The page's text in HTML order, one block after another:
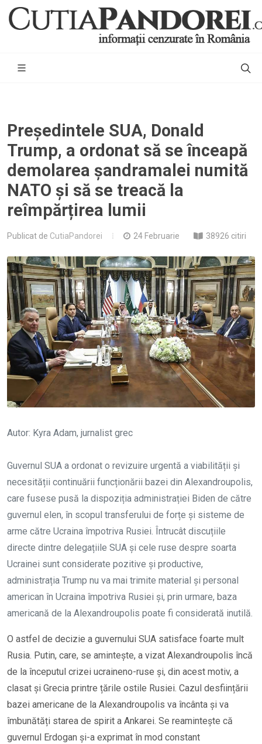
Președintele SUA, Donald
Trump, a ordonat să se înceapă
demolarea șandramalei numită
NATO și să se treacă la
reîmpărțirea lumii
Publicat de CutiaPandorei 24 Februarie 38926 citiri
Autor: Kyra Adam, jurnalist grec
Guvernul SUA a ordonat o revizuire urgentă a viabilității și
necesității continuării funcționării bazei din Alexandroupolis,
care fusese pusă la dispoziția administrației Biden de către
guvernul elen, în scopul transferului de forțe și sisteme de
arme către Ucraina împotriva Rusiei. Întrucât discuțiile
directe dintre delegațiile SUA și cele ruse despre soarta
Ucrainei sunt considerate pozitive și productive,
administrația Trump nu va mai trimite material și personal
american în Ucraina împotriva Rusiei și, prin urmare, baza
americană de la Alexandroupolis poate fi considerată inutilă.
O astfel de decizie a guvernului SUA satisface foarte mult
Rusia. Putin, care, se amintește, a vizat Alexandroupolis încă
de la începutul crizei ucraineno-ruse și, din acest motiv, a
clasat și Grecia printre țările ostile Rusiei. Cazul desființării
bazei americane de la Alexandroupolis va încânta și va
îmbunătăți starea de spirit a Ankarei. Se reamintește că
guvernul Erdogan și-a exprimat în mod constant